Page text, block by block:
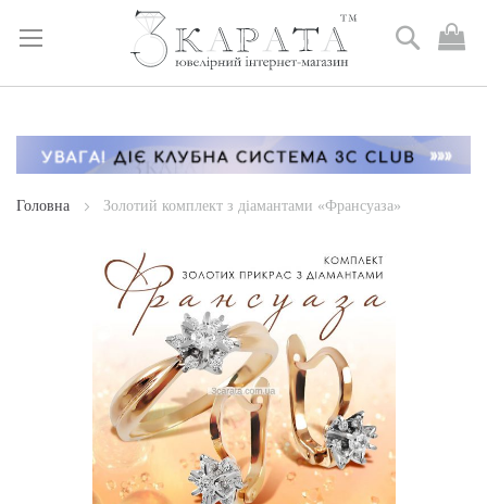
Skip
Content
Пошук
Головна Золотий комплект з діамантами «Франсуаза»